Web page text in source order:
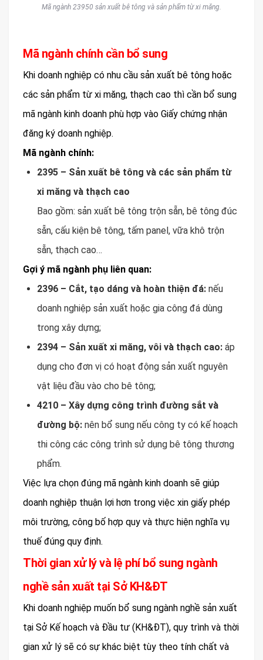
Mã ngành 23950 sản xuất bê tông và sản phẩm từ xi măng.
Mã ngành chính cần bổ sung
Khi doanh nghiệp có nhu cầu sản xuất bê tông hoặc
các sản phẩm từ xi măng, thạch cao thì cần bổ sung
mã ngành kinh doanh phù hợp vào Giấy chứng nhận
đăng ký doanh nghiệp.
Mã ngành chính:
2395 – Sản xuất bê tông và các sản phẩm từ
xi măng và thạch cao
Bao gồm: sản xuất bê tông trộn sẵn, bê tông đúc
sẵn, cấu kiện bê tông, tấm panel, vữa khô trộn
sẵn, thạch cao…
Gợi ý mã ngành phụ liên quan:
2396 – Cắt, tạo dáng và hoàn thiện đá: nếu
doanh nghiệp sản xuất hoặc gia công đá dùng
trong xây dựng;
2394 – Sản xuất xi măng, vôi và thạch cao: áp
dụng cho đơn vị có hoạt động sản xuất nguyên
vật liệu đầu vào cho bê tông;
4210 – Xây dựng công trình đường sắt và
đường bộ: nên bổ sung nếu công ty có kế hoạch
thi công các công trình sử dụng bê tông thương
phẩm.
Việc lựa chọn đúng mã ngành kinh doanh sẽ giúp
doanh nghiệp thuận lợi hơn trong việc xin giấy phép
môi trường, công bố hợp quy và thực hiện nghĩa vụ
thuế đúng quy định.
Thời gian xử lý và lệ phí bổ sung ngành
nghề sản xuất tại Sở KH&ĐT
Khi doanh nghiệp muốn bổ sung ngành nghề sản xuất
tại Sở Kế hoạch và Đầu tư (KH&ĐT), quy trình và thời
gian xử lý sẽ có sự khác biệt tùy theo tính chất và